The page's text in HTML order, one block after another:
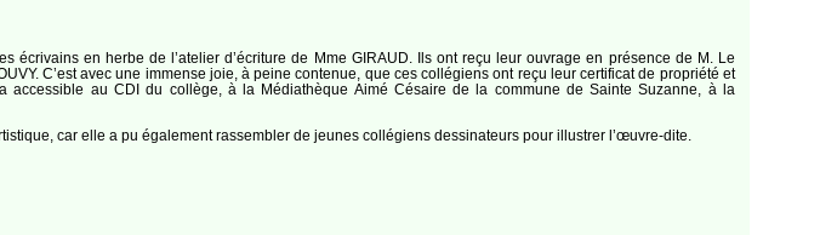
écrivains en herbe de l’atelier d’écriture de Mme GIRAUD. Ils ont reçu leur ouvrage en présence de M. Le
C’est avec une immense joie, à peine contenue, que ces collégiens ont reçu leur certificat de propriété et
accessible au CDI du collège, à la Médiathèque Aimé Césaire de la commune de Sainte Suzanne, à la
car elle a pu également rassembler de jeunes collégiens dessinateurs pour illustrer l’œuvre-dite.